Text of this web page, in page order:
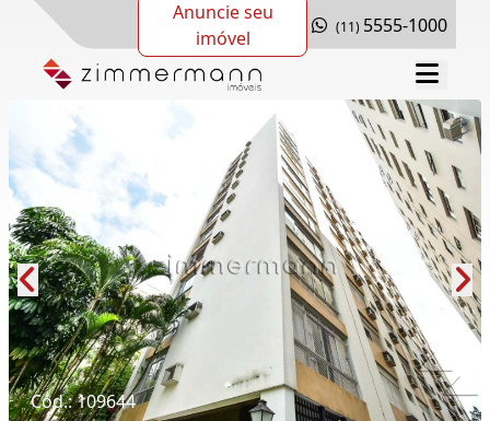
Anuncie seu
imóvel
(11) 5555-1000
Cód.: 109644